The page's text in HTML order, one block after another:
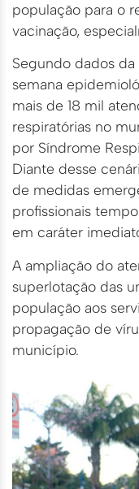
população para o
vacinação,
Segundo dados da
semana
mais de 18 mil
respiratórias no
por Síndrome
Diante desse
de medidas
profissionais
em caráter
A ampliação do
superlotação das
população aos
propagação de
município.